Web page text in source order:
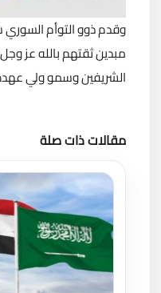
وقدم ذوو التوأم
مبدين ثقتهم بالله عز
الشريفين وسمو ولي عهده
مقالات ذات صلة